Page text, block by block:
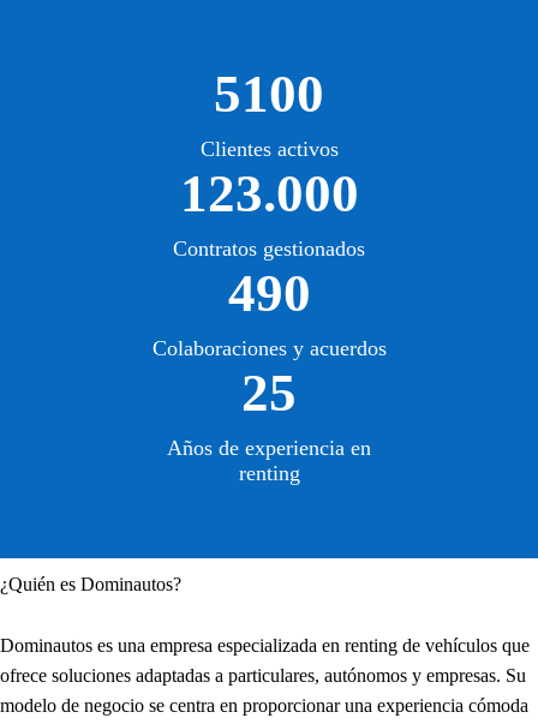
5100
Clientes activos
123.000
Contratos gestionados
490
Colaboraciones y acuerdos
25
Años de experiencia en
renting
¿Quién es Dominautos?
Dominautos es una empresa especializada en renting de vehículos que
ofrece soluciones adaptadas a particulares, autónomos y empresas. Su
modelo de negocio se centra en proporcionar una experiencia cómoda